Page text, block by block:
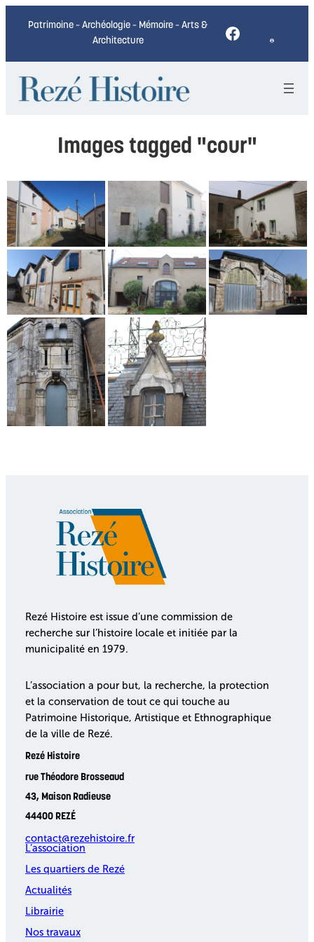
Patrimoine – Archéologie – Mémoire – Arts &
Architecture
Facebook
Images tagged "cour"
Rezé Histoire est issue d’une commission de
recherche sur l’histoire locale et initiée par la
municipalité en 1979.
L’association a pour but, la recherche, la protection
et la conservation de tout ce qui touche au
Patrimoine Historique, Artistique et Ethnographique
de la ville de Rezé.
Rezé Histoire
rue Théodore Brosseaud
43, Maison Radieuse
44400 REZÉ
contact@rezehistoire.fr
L’association
Les quartiers de Rezé
Actualités
Librairie
Nos travaux